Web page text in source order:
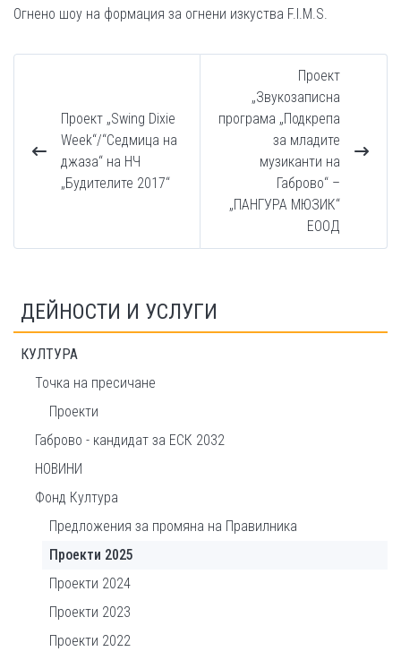
Огнено шоу на формация за огнени изкуства F.I.M.S.
Проект „Swing Dixie
Week“/“Седмица на
джаза“ на НЧ
„Будителите 2017“
Проект
„Звукозаписна
програма „Подкрепа
за младите
музиканти на
Габрово“ –
„ПАНГУРА МЮЗИК“
ЕООД
ДЕЙНОСТИ И УСЛУГИ
КУЛТУРА
Точка на пресичане
Проекти
Габрово - кандидат за ЕСК 2032
НОВИНИ
Фонд Култура
Предложения за промяна на Правилника
Проекти 2025
Проекти 2024
Проекти 2023
Проекти 2022